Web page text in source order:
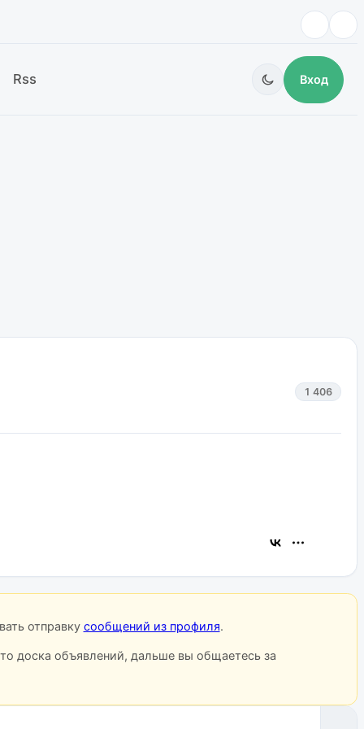
Rss Вход
1 406
отправку сообщений из профиля.
доска объявлений, дальше вы общаетесь за